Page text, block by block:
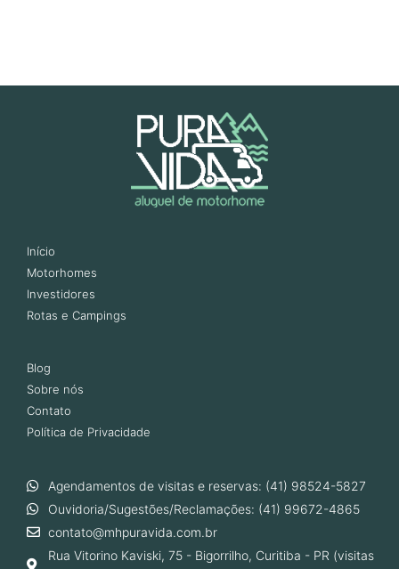
Início
Motorhomes
Investidores
Rotas e Campings
Blog
Sobre nós
Contato
Política de Privacidade
Agendamentos de visitas e reservas: (41) 98524-5827
Ouvidoria/Sugestões/Reclamações: (41) 99672-4865
contato@mhpuravida.com.br
Rua Vitorino Kaviski, 75 - Bigorrilho, Curitiba - PR (visitas